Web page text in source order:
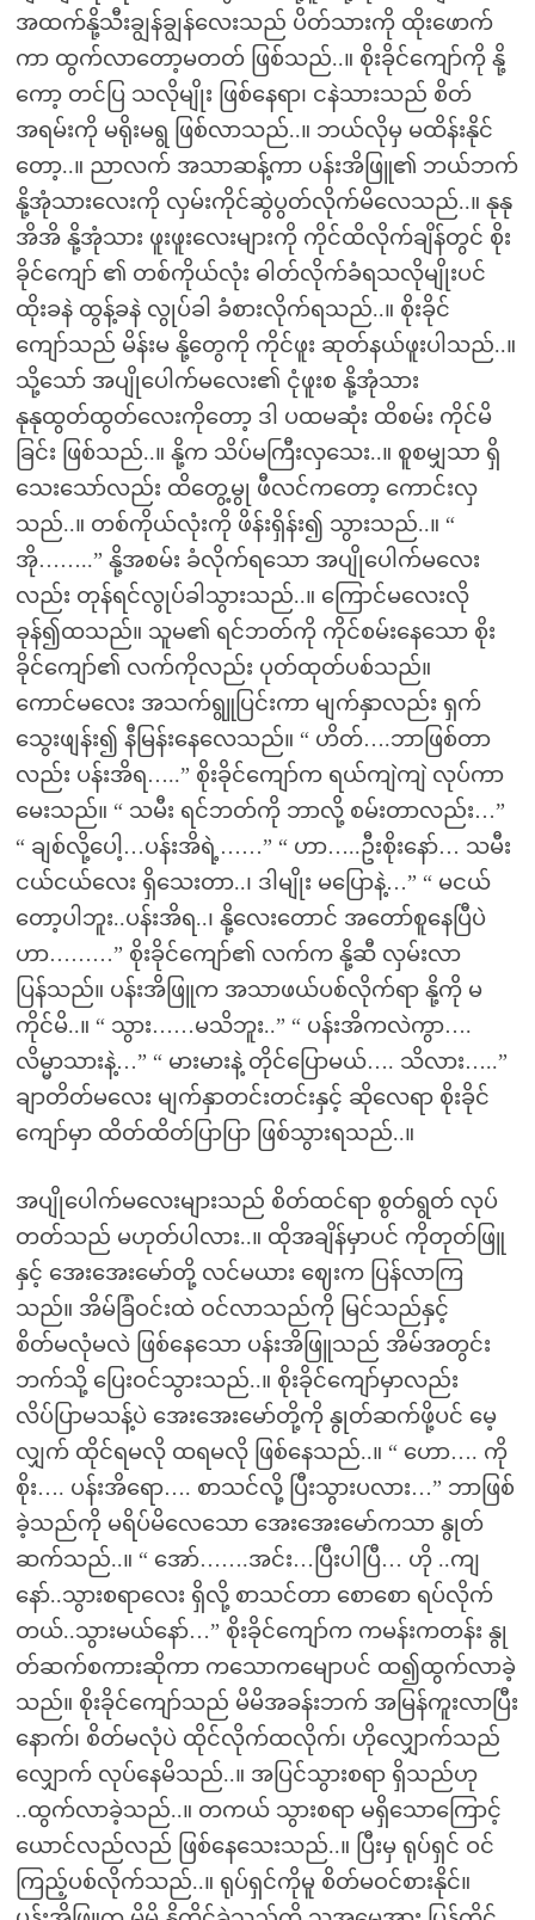
အထက်နို့သီးချွန်ချွန်လေးသည် ပိတ်သားကို ထိုးဖောက်
ကာ ထွက်လာတော့မတတ် ဖြစ်သည်..။ စိုးခိုင်ကျော်ကို နို့
ကော့ တင်ပြ သလိုမျိုး ဖြစ်နေရာ၊ ငနဲသားသည် စိတ်
အရမ်းကို မရိုးမရွ ဖြစ်လာသည်..။ ဘယ်လိုမှ မထိန်းနိုင်
တော့..။ ညာလက် အသာဆန့်ကာ ပန်းအိဖြူ၏ ဘယ်ဘက်
နို့အုံသားလေးကို လှမ်းကိုင်ဆွဲပွတ်လိုက်မိလေသည်..။ နုနု
အိအိ နို့အုံသား ဖူးဖူးလေးများကို ကိုင်ထိလိုက်ချိန်တွင် စိုး
ခိုင်ကျော် ၏ တစ်ကိုယ်လုံး ဓါတ်လိုက်ခံရသလိုမျိုးပင်
ထိုးခနဲ ထွန့်ခနဲ လွုပ်ခါ ခံစားလိုက်ရသည်..။ စိုးခိုင်
ကျော်သည် မိန်းမ နို့တွေကို ကိုင်ဖူး ဆုတ်နယ်ဖူးပါသည်..။
သို့သော် အပျိုပေါက်မလေး၏ ငုံဖူးစ နို့အုံသား
နုနုထွတ်ထွတ်လေးကိုတော့ ဒါ ပထမဆုံး ထိစမ်း ကိုင်မိ
ခြင်း ဖြစ်သည်..။ နို့က သိပ်မကြီးလှသေး..။ စူစမျှသာ ရှိ
သေးသော်လည်း ထိတွေ့မွု ဖီလင်ကတော့ ကောင်းလှ
သည်..။ တစ်ကိုယ်လုံးကို ဖိန်းရှိန်း၍ သွားသည်..။ “
အို……..” နို့အစမ်း ခံလိုက်ရသော အပျိုပေါက်မလေး
လည်း တုန်ရင်လွုပ်ခါသွားသည်..။ ကြောင်မလေးလို
ခုန်၍ထသည်။ သူမ၏ ရင်ဘတ်ကို ကိုင်စမ်းနေသော စိုး
ခိုင်ကျော်၏ လက်ကိုလည်း ပုတ်ထုတ်ပစ်သည်။
ကောင်မလေး အသက်ရွူပြင်းကာ မျက်နှာလည်း ရှက်
သွေးဖျန်း၍ နီမြန်းနေလေသည်။ “ ဟိတ်….ဘာဖြစ်တာ
လည်း ပန်းအိရ…..” စိုးခိုင်ကျော်က ရယ်ကျဲကျဲ လုပ်ကာ
မေးသည်။ “ သမီး ရင်ဘတ်ကို ဘာလို့ စမ်းတာလည်း…”
“ ချစ်လို့ပေါ့…ပန်းအိရဲ့……” “ ဟာ…..ဦးစိုးနော်… သမီး
ငယ်ငယ်လေး ရှိသေးတာ..၊ ဒါမျိုး မပြောနဲ့…” “ မငယ်
တော့ပါဘူး..ပန်းအိရ..၊ နို့လေးတောင် အတော်စူနေပြီပဲ
ဟာ………” စိုးခိုင်ကျော်၏ လက်က နို့ဆီ လှမ်းလာ
ပြန်သည်။ ပန်းအိဖြူက အသာဖယ်ပစ်လိုက်ရာ နို့ကို မ
ကိုင်မိ..။ “ သွား……မသိဘူး..” “ ပန်းအိကလဲကွာ….
လိမ္မာသားနဲ့…” “ မားမားနဲ့ တိုင်ပြောမယ်…. သိလား…..”
ချာတိတ်မလေး မျက်နှာတင်းတင်းနှင့် ဆိုလေရာ စိုးခိုင်
ကျော်မှာ ထိတ်ထိတ်ပြာပြာ ဖြစ်သွားရသည်..။
အပျိုပေါက်မလေးများသည် စိတ်ထင်ရာ စွတ်ရွတ် လုပ်
တတ်သည် မဟုတ်ပါလား..။ ထိုအချိန်မှာပင် ကိုတုတ်ဖြူ
နှင့် အေးအေးမော်တို့ လင်မယား ဈေးက ပြန်လာကြ
သည်။ အိမ်ခြံဝင်းထဲ ဝင်လာသည်ကို မြင်သည်နှင့်
စိတ်မလုံမလဲ ဖြစ်နေသော ပန်းအိဖြူသည် အိမ်အတွင်း
ဘက်သို့ ပြေးဝင်သွားသည်..။ စိုးခိုင်ကျော်မှာလည်း
လိပ်ပြာမသန့်ပဲ အေးအေးမော်တို့ကို နွုတ်ဆက်ဖို့ပင် မေ့
လျှက် ထိုင်ရမလို ထရမလို ဖြစ်နေသည်..။ “ ဟော…. ကို
စိုး…. ပန်းအိရော…. စာသင်လို့ ပြီးသွားပလား…” ဘာဖြစ်
ခဲ့သည်ကို မရိပ်မိလေသော အေးအေးမော်ကသာ နွုတ်
ဆက်သည်..။ “ အော်…….အင်း…ပြီးပါပြီ… ဟို ..ကျ
နော်..သွားစရာလေး ရှိလို့ စာသင်တာ စောစော ရပ်လိုက်
တယ်..သွားမယ်နော်…” စိုးခိုင်ကျော်က ကမန်းကတန်း နွု
တ်ဆက်စကားဆိုကာ ကသောကမျောပင် ထ၍ထွက်လာခဲ့
သည်။ စိုးခိုင်ကျော်သည် မိမိအခန်းဘက် အမြန်ကူးလာပြီး
နောက်၊ စိတ်မလုံပဲ ထိုင်လိုက်ထလိုက်၊ ဟိုလျှောက်သည်
လျှောက် လုပ်နေမိသည်..။ အပြင်သွားစရာ ရှိသည်ဟု
..ထွက်လာခဲ့သည်..။ တကယ် သွားစရာ မရှိသောကြောင့်
ယောင်လည်လည် ဖြစ်နေသေးသည်..။ ပြီးမှ ရုပ်ရှင် ဝင်
ကြည့်ပစ်လိုက်သည်..။ ရုပ်ရှင်ကိုမူ စိတ်မဝင်စားနိုင်။